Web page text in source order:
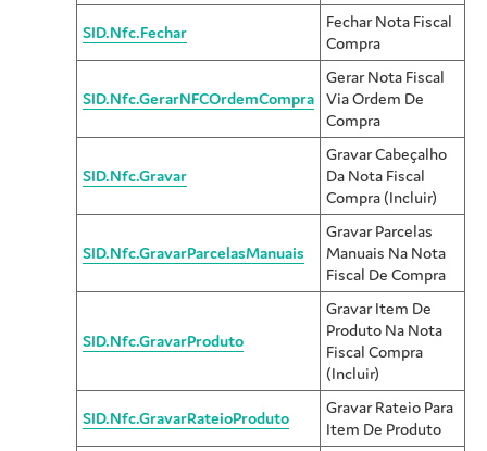
SID.Nfc.Fechar
Fechar Nota Fiscal
Compra
SID.Nfc.GerarNFCOrdemCompra
Gerar Nota Fiscal
Via Ordem De
Compra
SID.Nfc.Gravar
Gravar Cabeçalho
Da Nota Fiscal
Compra (Incluir)
SID.Nfc.GravarParcelasManuais
Gravar Parcelas
Manuais Na Nota
Fiscal De Compra
SID.Nfc.GravarProduto
Gravar Item De
Produto Na Nota
Fiscal Compra
(Incluir)
SID.Nfc.GravarRateioProduto
Gravar Rateio Para
Item De Produto